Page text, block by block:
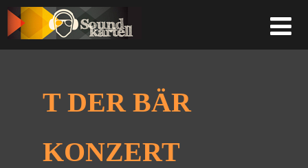
T DER BÄR
KONZERT